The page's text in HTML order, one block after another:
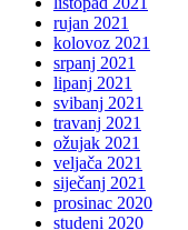
rujan 2021
kolovoz 2021
srpanj 2021
lipanj 2021
svibanj 2021
travanj 2021
ožujak 2021
veljača 2021
siječanj 2021
prosinac 2020
studeni 2020